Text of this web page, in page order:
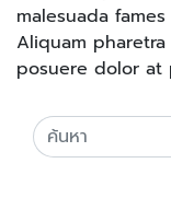
malesuada
Aliquam
posuere dolor